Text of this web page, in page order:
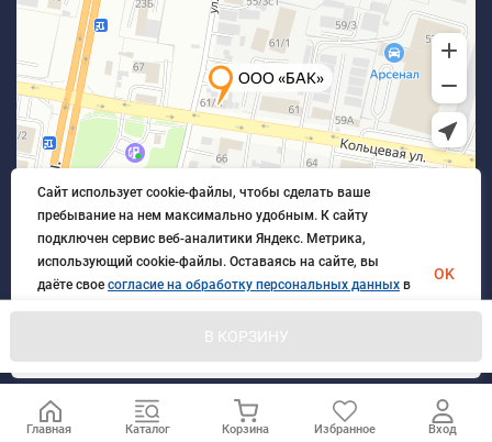
В КОРЗИНУ
© 2026 БлагАвтоКомплект. Все права защищены
Главная Каталог Корзина Избранное Вход
Сайт использует cookie-файлы, чтобы сделать ваше
пребывание на нем максимально удобным. К cайту
подключен сервис веб-аналитики Яндекс. Метрика,
использующий cookie-файлы. Оставаясь на сайте, вы
даёте свое согласие на обработку персональных данных в
порядке, указанном вПолитике обработки персональных
OK